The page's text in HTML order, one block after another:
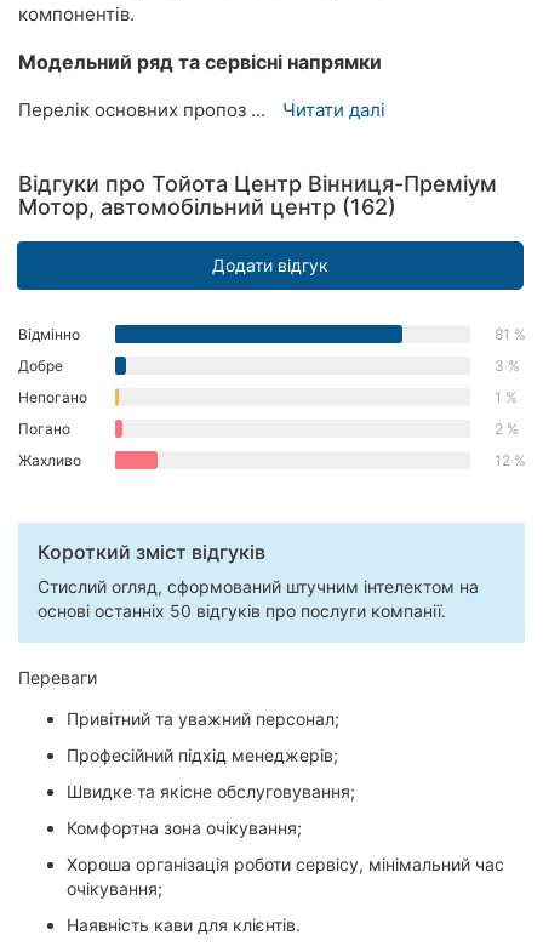
Франківськ
Луцьк
Карпати
компонентів.
Модельний ряд та сервісні напрямки
Перелік основних пропоз ... Читати далі
Відгуки про Тойота Центр Вінниця-Преміум
Мотор, автомобільний центр (162)
Додати відгук
Відмінно
81 %
Добре
3 %
Непогано
1 %
Погано
2 %
Жахливо
12 %
Короткий зміст відгуків
Стислий огляд, сформований штучним інтелектом на
основі останніх 50 відгуків про послуги компанії.
Переваги
Привітний та уважний персонал;
Професійний підхід менеджерів;
Швидке та якісне обслуговування;
Комфортна зона очікування;
Хороша організація роботи сервісу, мінімальний час
очікування;
Наявність кави для клієнтів.